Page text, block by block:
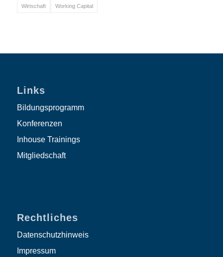
Wirtschaft Working Capital
Links
Bildungsprogramm
Konferenzen
Inhouse Trainings
Mitgliedschaft
Rechtliches
Datenschutzhinweis
Impressum